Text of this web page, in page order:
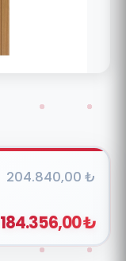
204.840,00 ₺
184.356,00 ₺